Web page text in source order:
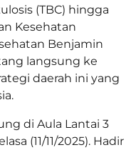
(TBC) hingga
Kesehatan
Benjamin
langsung ke
daerah ini yang
di Aula Lantai 3
(11/11/2025). Hadir